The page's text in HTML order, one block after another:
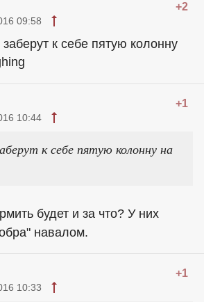
+2
09:58
к себе пятую колонну
+1
10:44
к себе пятую колонну на
будет и за что? У них
навалом.
+1
10:33